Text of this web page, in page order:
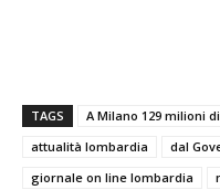
TAGS
A Milano 129 milioni
attualità lombardia
dal
giornale on line lombardia